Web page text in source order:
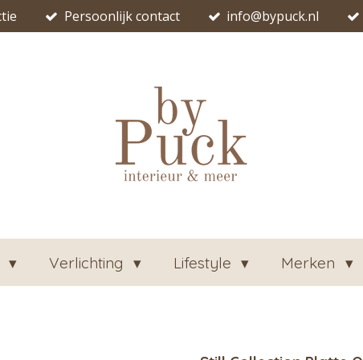
Persoonlijk contact info@bypuck.nl
Verlichting Lifestyle Merken